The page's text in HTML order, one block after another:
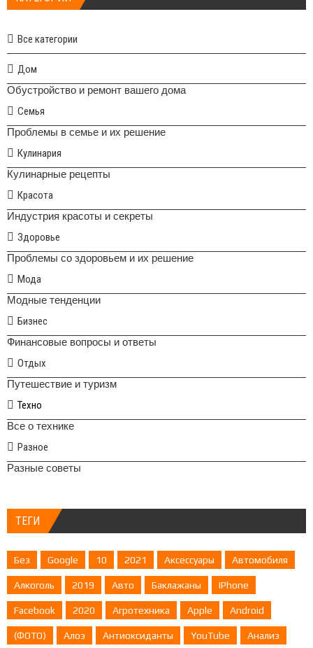
Все категории
Дом
Обустройство и ремонт вашего дома
Семья
Проблемы в семье и их решение
Кулинария
Кулинарные рецепты
Красота
Индустрия красоты и секреты
Здоровье
Проблемы со здоровьем и их решение
Мода
Модные тенденции
Бизнес
Финансовые вопросы и ответы
Отдых
Путешествие и туризм
Техно
Все о технике
Разное
Разные советы
ТЕГИ
Без Google 10 2021 Аксессуары Автомобиля
Алкоголь 2019 Авто Баклажаны IPhone
Facebook 2020 Агротехника Apple Android
(ФОТО) Алоэ Антиоксиданты YouTube Анализ